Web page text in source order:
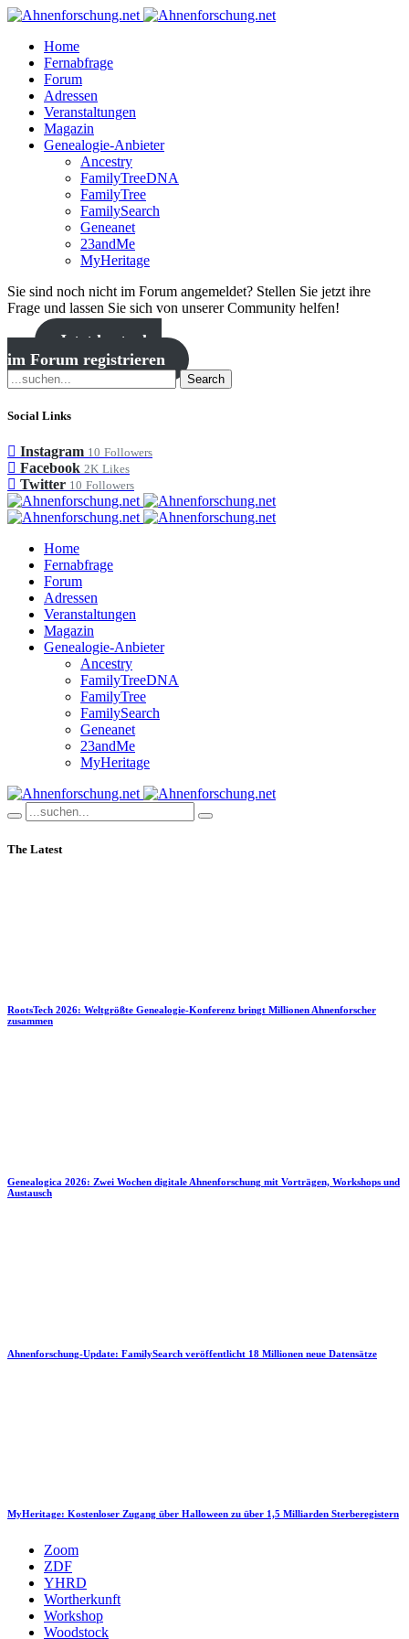
Home
Fernabfrage
Forum
Adressen
Veranstaltungen
Magazin
Genealogie-Anbieter
Ancestry
FamilyTreeDNA
FamilyTree
FamilySearch
Geneanet
23andMe
MyHeritage
Sie sind noch nicht im Forum angemeldet? Stellen Sie jetzt ihre
Frage und lassen Sie sich von unserer Community helfen!
Jetzt kostenlos
im Forum registrieren
Search
Social Links
Instagram 10 Followers
Facebook 2K Likes
Twitter 10 Followers
Home
Fernabfrage
Forum
Adressen
Veranstaltungen
Magazin
Genealogie-Anbieter
Ancestry
FamilyTreeDNA
FamilyTree
FamilySearch
Geneanet
23andMe
MyHeritage
The Latest
RootsTech 2026: Weltgrößte Genealogie-Konferenz bringt Millionen Ahnenforscher
zusammen
Genealogica 2026: Zwei Wochen digitale Ahnenforschung mit Vorträgen, Workshops und
Austausch
Ahnenforschung-Update: FamilySearch veröffentlicht 18 Millionen neue Datensätze
MyHeritage: Kostenloser Zugang über Halloween zu über 1,5 Milliarden Sterberegistern
Zoom
ZDF
YHRD
Wortherkunft
Workshop
Woodstock